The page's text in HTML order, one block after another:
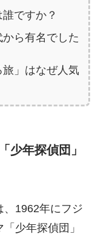
ですか？
ら有名でした
」はなぜ人気
少年探偵団」
、1962年にフジ
少年探偵団」